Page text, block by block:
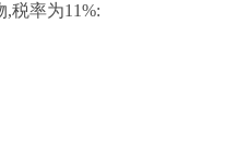
税率为11%: